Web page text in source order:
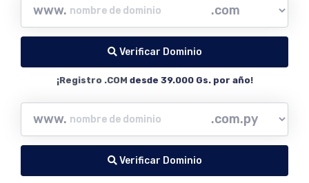
www.
Verificar Dominio
¡Registro .COM desde 39.000 Gs. por año!
www.
Verificar Dominio